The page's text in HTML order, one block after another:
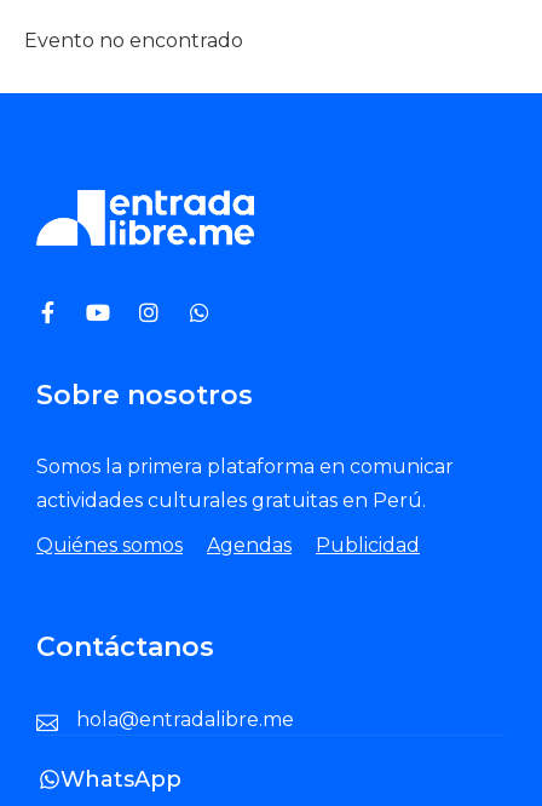
Evento no encontrado
Sobre nosotros
Somos la primera plataforma en comunicar
actividades culturales gratuitas en Perú.
Quiénes somos
Agendas Publicidad
Contáctanos
hola@entradalibre.me
WhatsApp